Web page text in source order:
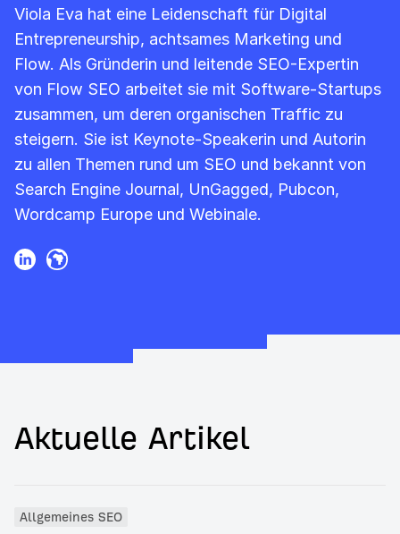
Viola Eva hat eine Leidenschaft für Digital
Entrepreneurship, achtsames Marketing und
Flow. Als Gründerin und leitende SEO-Expertin
von Flow SEO arbeitet sie mit Software-Startups
zusammen, um deren organischen Traffic zu
steigern. Sie ist Keynote-Speakerin und Autorin
zu allen Themen rund um SEO und bekannt von
Search Engine Journal, UnGagged, Pubcon,
Wordcamp Europe und Webinale.
Aktuelle Artikel
Allgemeines SEO